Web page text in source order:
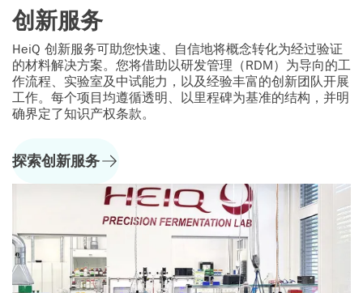
创新服务
HeiQ 创新服务可助您快速、自信地将概念转化为经过验证
的材料解决方案。您将借助以研发管理（RDM）为导向的工
作流程、实验室及中试能力，以及经验丰富的创新团队开展
工作。每个项目均遵循透明、以里程碑为基准的结构，并明
确界定了知识产权条款。
探索创新服务